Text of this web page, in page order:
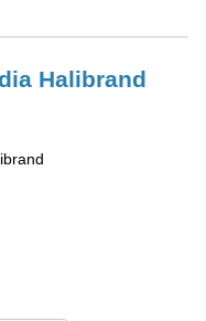
Halibrand